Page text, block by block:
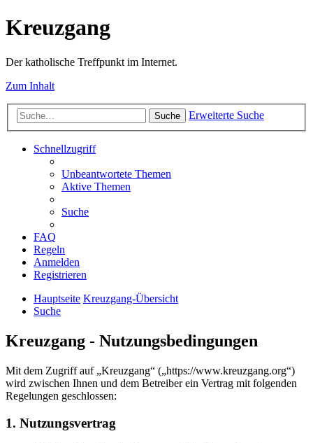
Kreuzgang
Der katholische Treffpunkt im Internet.
Zum Inhalt
Suche Erweiterte Suche
Schnellzugriff
Unbeantwortete Themen
Aktive Themen
Suche
FAQ
Regeln
Anmelden
Registrieren
Hauptseite Kreuzgang-Übersicht
Suche
Kreuzgang - Nutzungsbedingungen
Mit dem Zugriff auf „Kreuzgang“ („https://www.kreuzgang.org“)
wird zwischen Ihnen und dem Betreiber ein Vertrag mit folgenden
Regelungen geschlossen:
1. Nutzungsvertrag